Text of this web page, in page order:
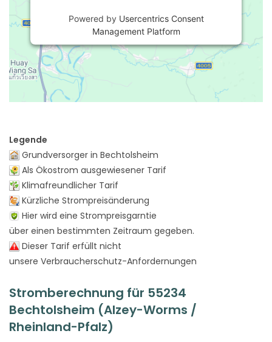
Powered by Usercentrics Consent
Management Platform
Legende
Grundversorger in Bechtolsheim
Als Ökostrom ausgewiesener Tarif
Klimafreundlicher Tarif
Kürzliche Strompreisänderung
Hier wird eine Strompreisgarntie
über einen bestimmten Zeitraum gegeben.
Dieser Tarif erfüllt nicht
unsere Verbraucherschutz-Anfordernungen
Stromberechnung für 55234
Bechtolsheim (Alzey-Worms /
Rheinland-Pfalz)